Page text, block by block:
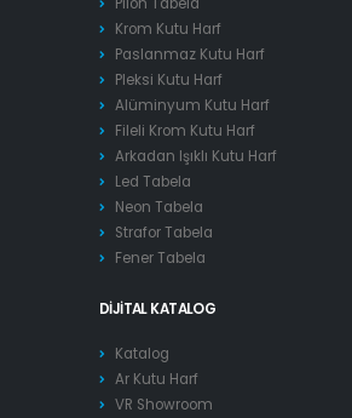
Krom Kutu Harf
Paslanmaz Kutu Harf
Pleksi Kutu Harf
Alüminyum Kutu Harf
Fileli Krom Kutu Harf
Arkadan Işıklı Kutu Harf
Led Tabela
Neon Tabela
Strafor Tabela
Fener Tabela
DIJITAL KATALOG
Katalog
Ar Kutu Harf
VR Showroom